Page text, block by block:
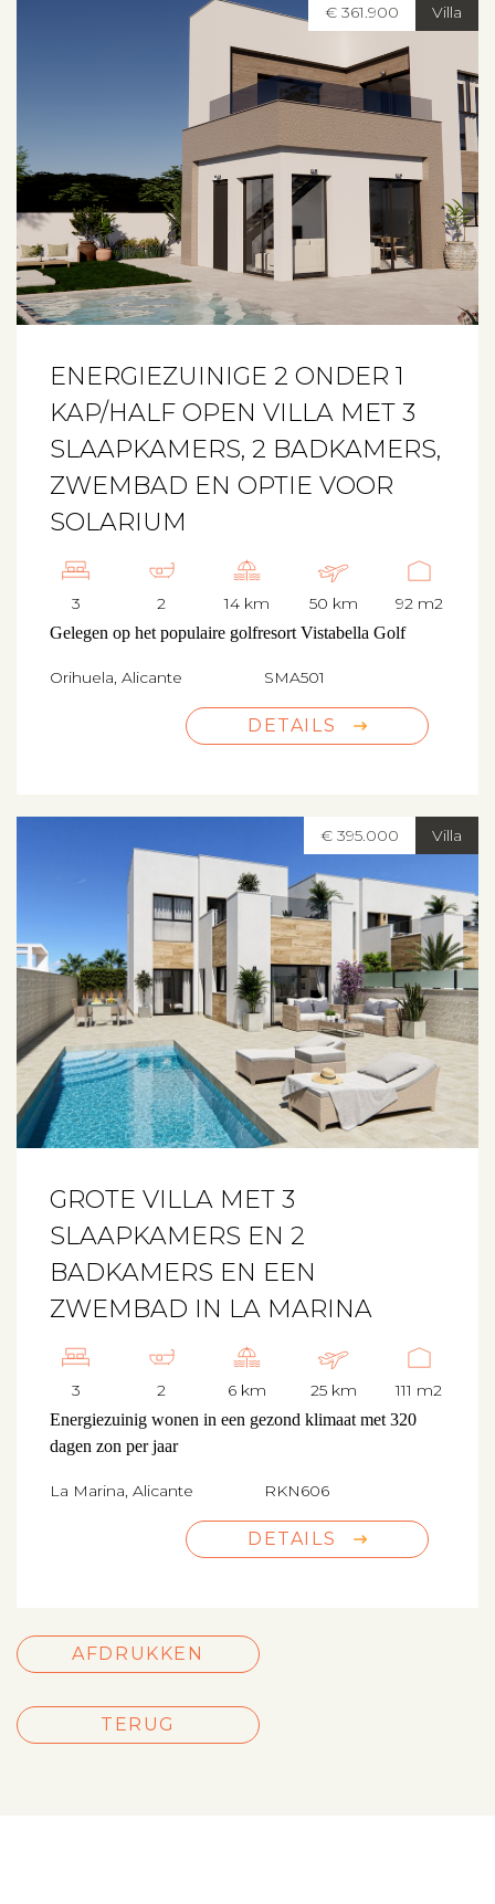
Villa
€ 361.900
ENERGIEZUINIGE 2 ONDER 1
KAP/HALF OPEN VILLA MET 3
SLAAPKAMERS, 2 BADKAMERS,
ZWEMBAD EN OPTIE VOOR
SOLARIUM
3 2 14 km 50 km 92 m2
Gelegen op het populaire golfresort Vistabella Golf
Orihuela, Alicante SMA501
DETAILS
Villa
€ 395.000
GROTE VILLA MET 3
SLAAPKAMERS EN 2
BADKAMERS EN EEN
ZWEMBAD IN LA MARINA
3 2 6 km 25 km 111 m2
Energiezuinig wonen in een gezond klimaat met 320
dagen zon per jaar
La Marina, Alicante RKN606
DETAILS
AFDRUKKEN
TERUG